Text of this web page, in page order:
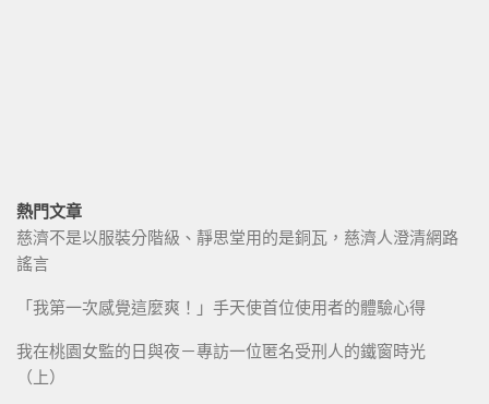
熱門文章
慈濟不是以服裝分階級、靜思堂用的是銅瓦，慈濟人澄清網路
謠言
「我第一次感覺這麼爽！」手天使首位使用者的體驗心得
我在桃園女監的日與夜－專訪一位匿名受刑人的鐵窗時光
（上）